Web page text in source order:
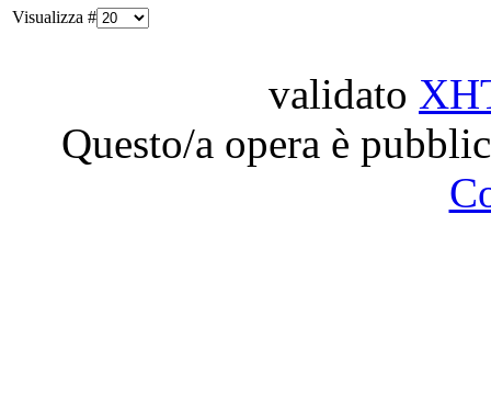
Visualizza #
validato
Questo/a opera è